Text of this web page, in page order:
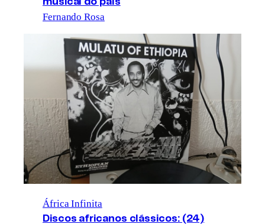
Fernando Rosa
África Infinita
Discos africanos clássicos: (24)